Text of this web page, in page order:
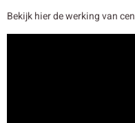
Bekijk hier de werking van